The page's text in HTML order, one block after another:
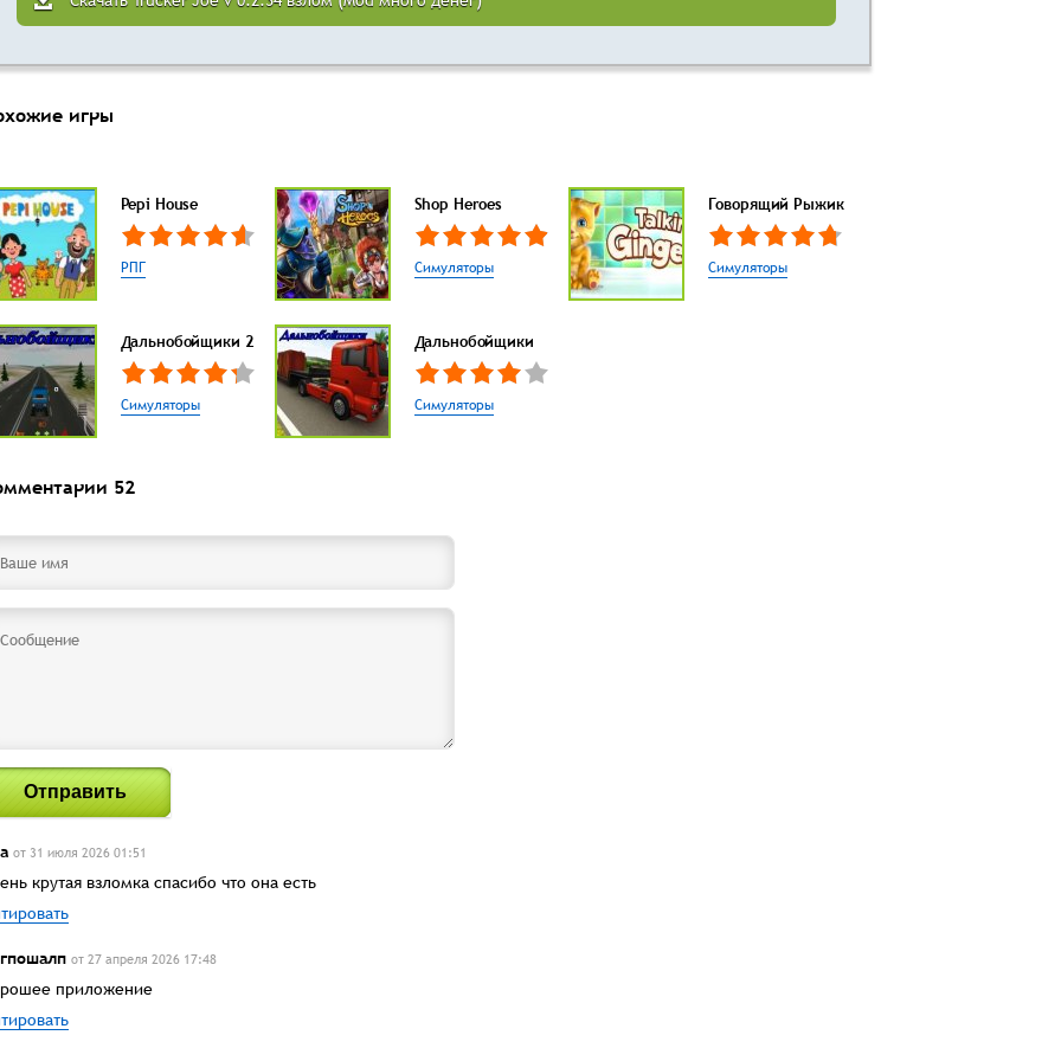
игры
Pepi House
РПГ
Shop Heroes
Симуляторы
Говорящий Рыжик
Симуляторы
Дальнобойщики 2
Симуляторы
Дальнобойщики
Симуляторы
52
Отправить
от 31 июля 2026 01:51
крутая взломка спасибо что она есть
от 27 апреля 2026 17:48
приложение